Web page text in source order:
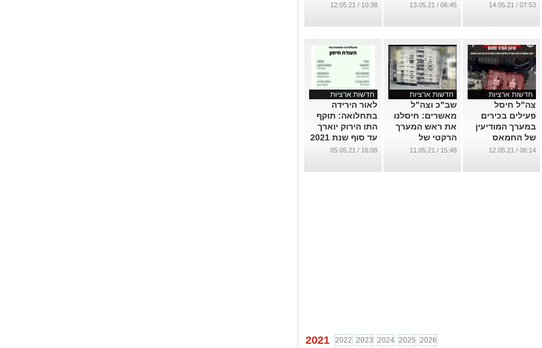
יישובי הדרום
07:53 / 14.05.21
ארגון הטרור
מספר פעילים
...
06:45 / 13.05.21
...
10:38 / 12.05.21
חדשות ארציות
צה"ל חיסל
פעילים בכירים
במערך המודיעין
של החמאס
...
06:14 / 12.05.21
חדשות ארציות
שב"כ וצה"ל
מאשרים: חיסלנו
את ראש המערך
הרקטי של
הג'יהאד
...
15:48 / 11.05.21
חדשות ארציות
לאור הירידה
בתחלואה: תוקף
התו הירוק יוארך
עד סוף שנת 2021
...
16:08 / 05.05.21
2021 2022 2023 2024 2025 2026